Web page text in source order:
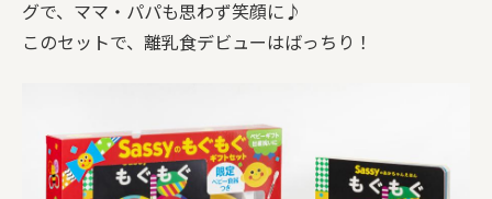
グで、ママ・パパも思わず笑顔に♪
このセットで、離乳食デビューはばっちり！